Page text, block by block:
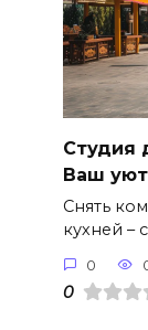
Студия
Ваш
Снять
кухней –
0
0